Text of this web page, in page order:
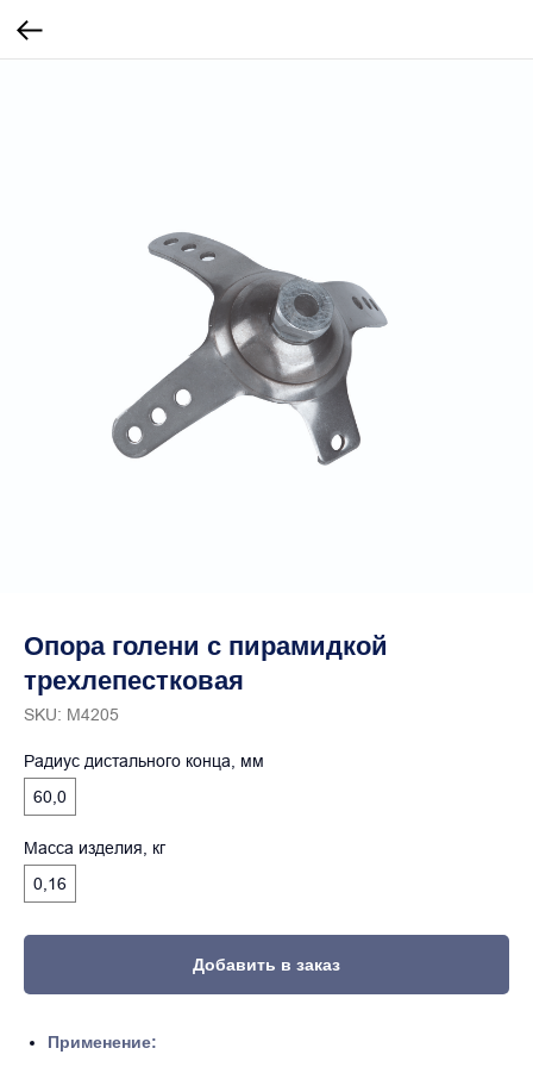
Опора голени с пирамидкой
трехлепестковая
SKU: М4205
Радиус дистального конца, мм
60,0
Масса изделия, кг
0,16
Добавить в заказ
Применение: